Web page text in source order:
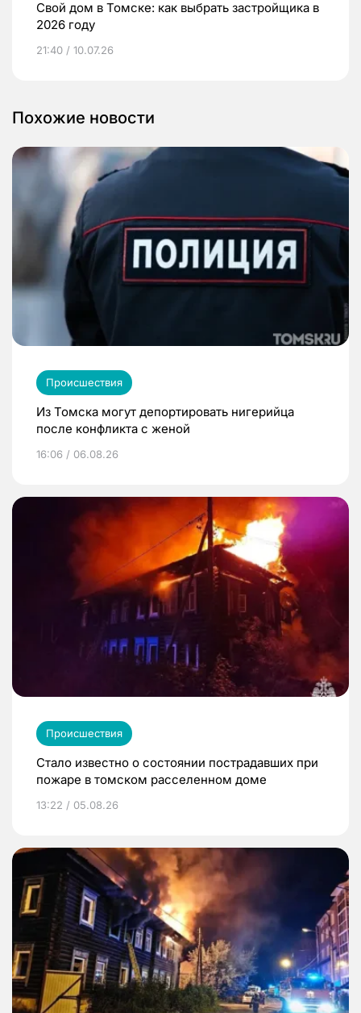
Свой дом в Томске: как выбрать застройщика в
2026 году
21:40 / 10.07.26
Похожие новости
Происшествия
Из Томска могут депортировать нигерийца
после конфликта с женой
16:06 / 06.08.26
Происшествия
Стало известно о состоянии пострадавших при
пожаре в томском расселенном доме
13:22 / 05.08.26